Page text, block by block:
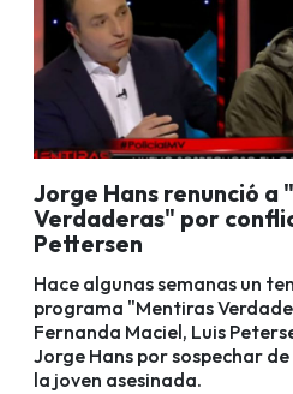
Jorge Hans renunció a
Verdaderas" por
Pettersen
Hace algunas semanas un
programa "Mentiras
Fernanda Maciel, Luis
Jorge Hans por sospechar
la joven asesinada.